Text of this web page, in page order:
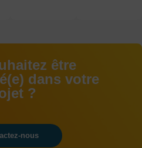
être
dans votre
?
nous